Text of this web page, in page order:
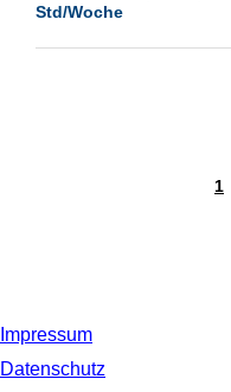
Std/Woche
1
Impressum
Datenschutz